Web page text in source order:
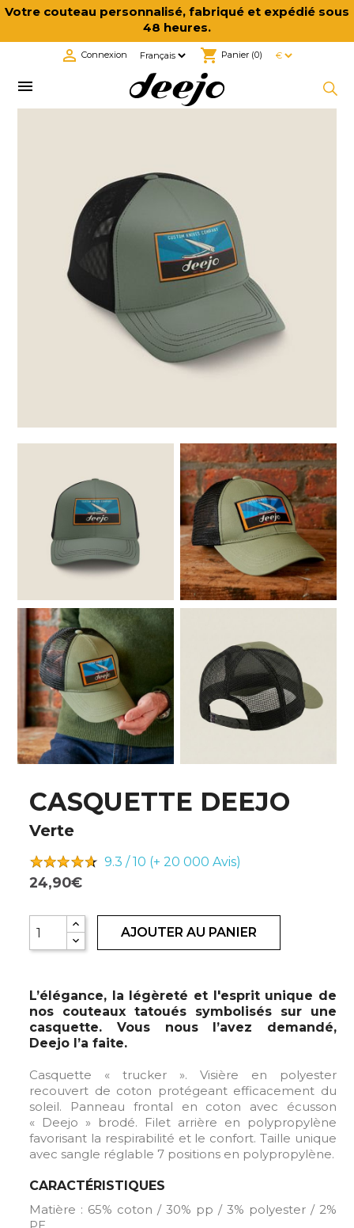
Votre couteau personnalisé, fabriqué et expédié sous
48 heures.
shopping_cart Panier (0)
 Connexion

CASQUETTE DEEJO
Verte
9.3 / 10 (+ 20 000 Avis)
24,90€
AJOUTER AU PANIER
L’élégance, la légèreté et l'esprit unique de
nos couteaux tatoués symbolisés sur une
casquette. Vous nous l’avez demandé,
Deejo l’a faite.
Casquette « trucker ». Visière en polyester
recouvert de coton protégeant efficacement du
soleil. Panneau frontal en coton avec écusson
« Deejo » brodé. Filet arrière en polypropylène
favorisant la respirabilité et le confort. Taille unique
avec sangle réglable 7 positions en polypropylène.
CARACTÉRISTIQUES
Matière : 65% coton / 30% pp / 3% polyester / 2%